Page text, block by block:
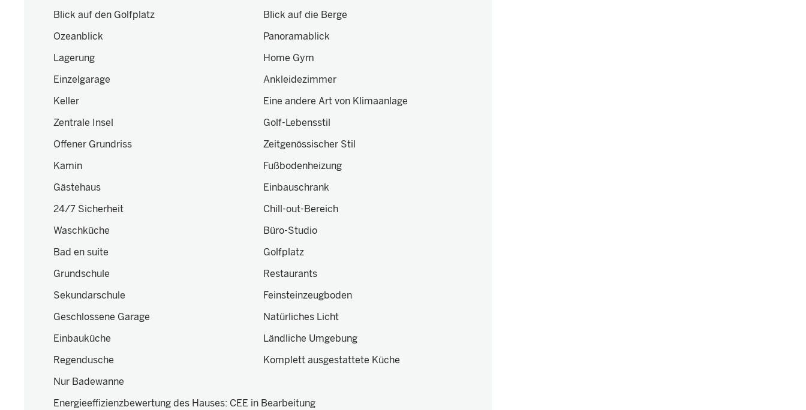
Blick auf den Golfplatz
Blick auf die Berge
Ozeanblick
Panoramablick
Lagerung
Home Gym
Einzelgarage
Ankleidezimmer
Keller
Eine andere Art von Klimaanlage
Zentrale Insel
Golf-Lebensstil
Offener Grundriss
Zeitgenössischer Stil
Kamin
Fußbodenheizung
Gästehaus
Einbauschrank
24/7 Sicherheit
Chill-out-Bereich
Waschküche
Büro-Studio
Bad en suite
Golfplatz
Grundschule
Restaurants
Sekundarschule
Feinsteinzeugboden
Geschlossene Garage
Natürliches Licht
Einbauküche
Ländliche Umgebung
Regendusche
Komplett ausgestattete Küche
Nur Badewanne
Energieeffizienzbewertung des Hauses: CEE in Bearbeitung